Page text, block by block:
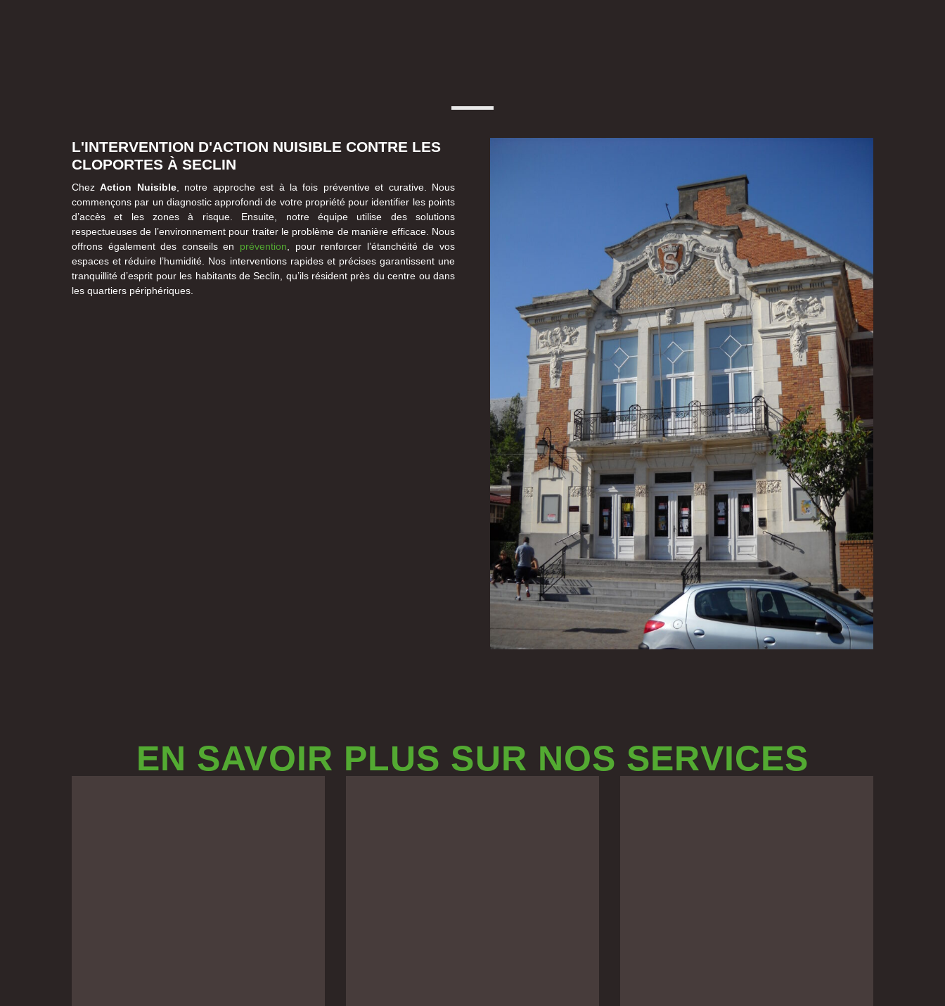
L'INTERVENTION D'ACTION NUISIBLE CONTRE LES
CLOPORTES À SECLIN
ChezAction Nuisible, notre approche est à la fois préventive et curative. Nous
commençons par un diagnostic approfondi de votre propriété pour identifier les points
d’accès et les zones à risque. Ensuite, notre équipe utilise des solutions
respectueuses de l’environnement pour traiter le problème de manière efficace. Nous
offrons également des conseils en prévention, pour renforcer l’étanchéité de vos
espaces et réduire l’humidité. Nos interventions rapides et précises garantissent une
tranquillité d’esprit pour les habitants de Seclin, qu’ils résident près du centre ou dans
les quartiers périphériques.
EN SAVOIR PLUS SUR NOS SERVICES